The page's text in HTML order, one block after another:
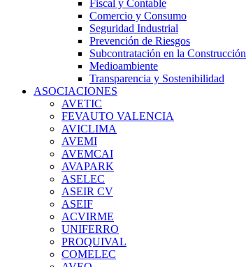
Fiscal y Contable
Comercio y Consumo
Seguridad Industrial
Prevención de Riesgos
Subcontratación en la Construcción
Medioambiente
Transparencia y Sostenibilidad
ASOCIACIONES
AVETIC
FEVAUTO VALENCIA
AVICLIMA
AVEMI
AVEMCAI
AVAPARK
ASELEC
ASEIR CV
ASEIF
ACVIRME
UNIFERRO
PROQUIVAL
COMELEC